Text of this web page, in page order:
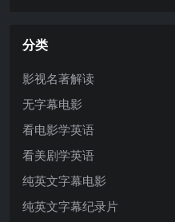
分类
影视名著解读
无字幕电影
看电影学英语
看美剧学英语
纯英文字幕电影
纯英文字幕纪录片